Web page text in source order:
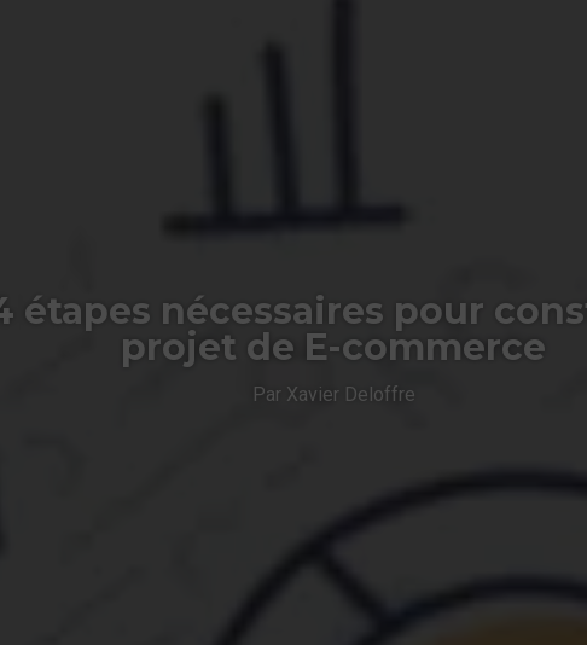
étapes nécessaires pour
projet de E-commerce
Par Xavier Deloffre